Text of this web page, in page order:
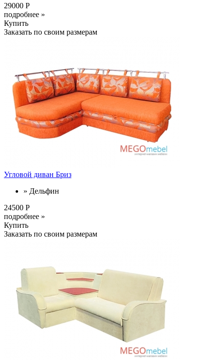
29000 Р
подробнее »
Купить
Заказать по своим размерам
Угловой диван Бриз
» Дельфин
24500 Р
подробнее »
Купить
Заказать по своим размерам